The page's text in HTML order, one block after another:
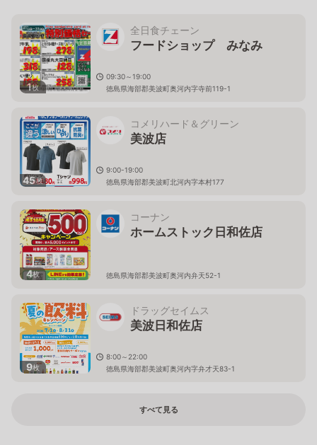
1枚
全日食チェーン
フードショップ みなみ
09:30～19:00
徳島県海部郡美波町奥河内字寺前119-1
45枚
コメリハード＆グリーン
美波店
9:00-19:00
徳島県海部郡美波町北河内字本村177
4枚
コーナン
ホームストック日和佐店
徳島県海部郡美波町奥河内弁天52-1
9枚
ドラッグセイムス
美波日和佐店
8:00～22:00
徳島県海部郡美波町奥河内字弁才天83-1
すべて見る